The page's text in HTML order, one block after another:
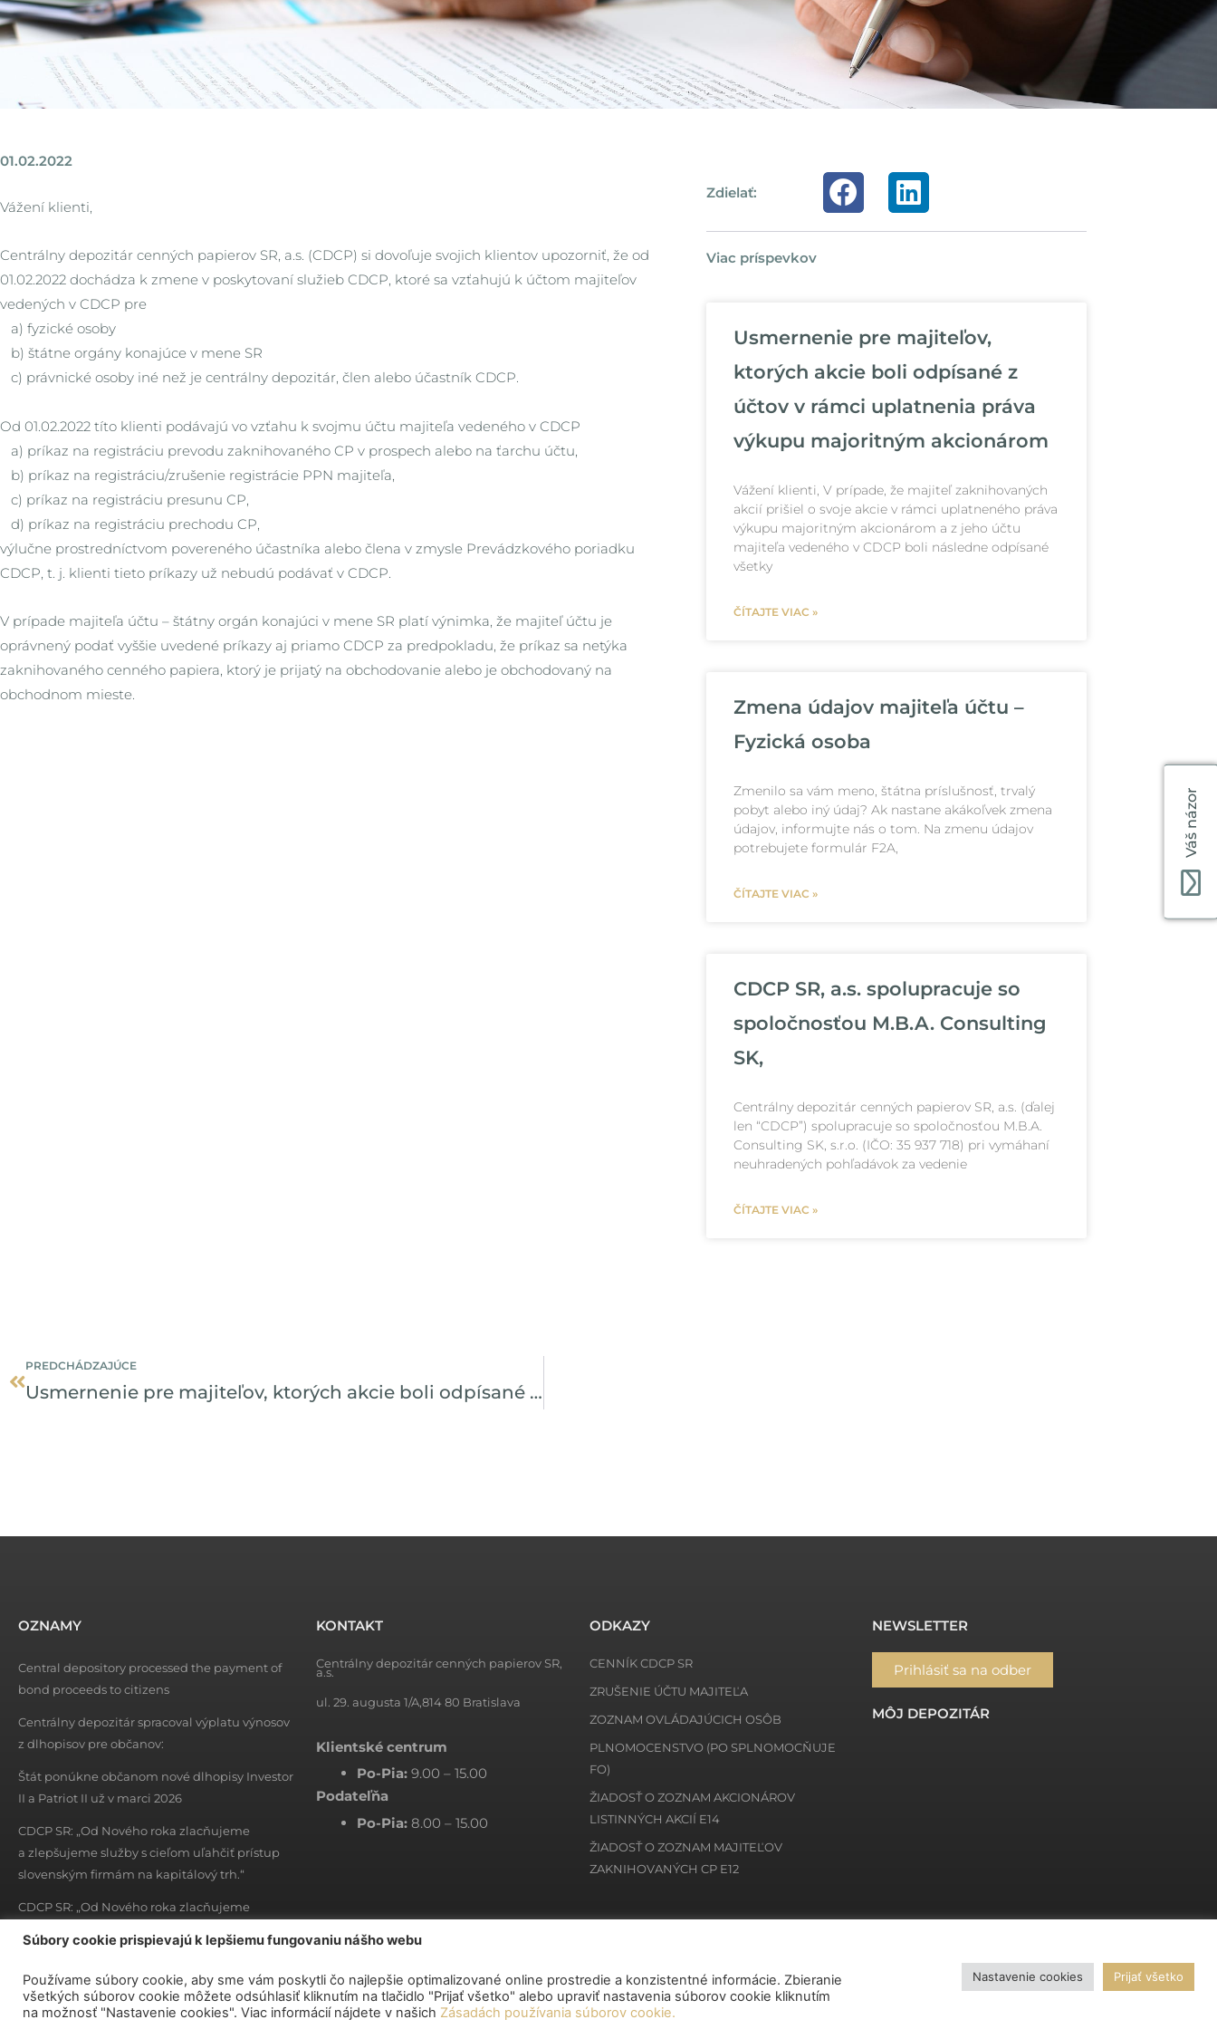
01.02.2022
Vážení klienti,
Centrálny depozitár cenných papierov SR, a.s. (CDCP) si dovoľuje svojich klientov upozorniť, že od
01.02.2022 dochádza k zmene v poskytovaní služieb CDCP, ktoré sa vzťahujú k účtom majiteľov
vedených v CDCP pre
a) fyzické osoby
b) štátne orgány konajúce v mene SR
c) právnické osoby iné než je centrálny depozitár, člen alebo účastník CDCP.
Od 01.02.2022 títo klienti podávajú vo vzťahu k svojmu účtu majiteľa vedeného v CDCP
a) príkaz na registráciu prevodu zaknihovaného CP v prospech alebo na ťarchu účtu,
b) príkaz na registráciu/zrušenie registrácie PPN majiteľa,
c) príkaz na registráciu presunu CP,
d) príkaz na registráciu prechodu CP,
výlučne prostredníctvom povereného účastníka alebo člena v zmysle Prevádzkového poriadku
CDCP, t. j. klienti tieto príkazy už nebudú podávať v CDCP.
V prípade majiteľa účtu – štátny orgán konajúci v mene SR platí výnimka, že majiteľ účtu je
oprávnený podať vyššie uvedené príkazy aj priamo CDCP za predpokladu, že príkaz sa netýka
zaknihovaného cenného papiera, ktorý je prijatý na obchodovanie alebo je obchodovaný na
obchodnom mieste.
Zdielať:
Viac príspevkov
Usmernenie pre majiteľov,
ktorých akcie boli odpísané z
účtov v rámci uplatnenia práva
výkupu majoritným akcionárom
Vážení klienti, V prípade, že majiteľ zaknihovaných
akcií prišiel o svoje akcie v rámci uplatneného práva
výkupu majoritným akcionárom a z jeho účtu
majiteľa vedeného v CDCP boli následne odpísané
všetky
ČÍTAJTE VIAC »
Zmena údajov majiteľa účtu –
Fyzická osoba
Zmenilo sa vám meno, štátna príslušnosť, trvalý
pobyt alebo iný údaj? Ak nastane akákoľvek zmena
údajov, informujte nás o tom. Na zmenu údajov
potrebujete formulár F2A,
ČÍTAJTE VIAC »
CDCP SR, a.s. spolupracuje so
spoločnosťou M.B.A. Consulting
SK,
Centrálny depozitár cenných papierov SR, a.s. (ďalej
len “CDCP”) spolupracuje so spoločnosťou M.B.A.
Consulting SK, s.r.o. (IČO: 35 937 718) pri vymáhaní
neuhradených pohľadávok za vedenie
ČÍTAJTE VIAC »
PREDCHÁDZAJÚCE
Usmernenie pre majiteľov, ktorých akcie boli odpísané z účtov v rámci uplatnenia práva výkupu majoritným akcionárom
Váš názor
OZNAMY
Central depository processed the payment of
bond proceeds to citizens
Centrálny depozitár spracoval výplatu výnosov
z dlhopisov pre občanov:
Štát ponúkne občanom nové dlhopisy Investor
II a Patriot II už v marci 2026
CDCP SR: „Od Nového roka zlacňujeme
a zlepšujeme služby s cieľom uľahčiť prístup
slovenským firmám na kapitálový trh.“
CDCP SR: „Od Nového roka zlacňujeme
slovenským firmám na kapitálový trh.“
KONTAKT
Centrálny depozitár cenných papierov SR,
a.s.
ul. 29. augusta 1/A,814 80 Bratislava
Klientské centrum
Po-Pia: 9.00 – 15.00
Podateľňa
Po-Pia:8.00 – 15.00
ODKAZY
CENNÍK CDCP SR
ZRUŠENIE ÚČTU MAJITEĽA
ZOZNAM OVLÁDAJÚCICH OSÔB
PLNOMOCENSTVO (PO SPLNOMOCŇUJE
FO)
ŽIADOSŤ O ZOZNAM AKCIONÁROV
LISTINNÝCH AKCIÍ E14
ŽIADOSŤ O ZOZNAM MAJITEĽOV
ZAKNIHOVANÝCH CP E12
NEWSLETTER
Prihlásiť sa na odber
MÔJ DEPOZITÁR
Súbory cookie prispievajú k lepšiemu fungovaniu nášho webu
Používame súbory cookie, aby sme vám poskytli čo najlepšie optimalizované online prostredie a konzistentné informácie. Zbieranie
všetkých súborov cookie môžete odsúhlasiť kliknutím na tlačidlo "Prijať všetko" alebo upraviť nastavenia súborov cookie kliknutím
na možnosť "Nastavenie cookies". Viac informácií nájdete v našich Zásadách používania súborov cookie.
Nastavenie cookies Prijať všetko